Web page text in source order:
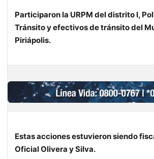
Participaron la URPM del distrito I,
Tránsito y efectivos de tránsito del
Piriápolis.
Estas acciones estuvieron siendo
Oficial Olivera y Silva.